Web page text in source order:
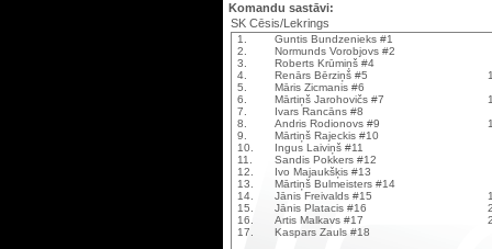
Komandu sastāvi:
SK Cēsis/Lekrings
1.
Guntis Bundzenieks #1
2.
Normunds Vorobjovs #2
3.
Roberts Krūmiņš #4
4.
Renārs Bērziņš #5
5.
Māris Zicmanis #6
6.
Mārtiņš Jarohovičs #7
7.
Ivars Rancāns #8
8.
Andris Rodionovs #9
9.
Mārtiņš Rajeckis #10
10.
Ingus Laiviņš #11
11.
Sandis Pokkers #12
12.
Ivo Majaukšķis #13
13.
Mārtiņš Bulmeisters #14
14.
Jānis Freivalds #15
15.
Jānis Platacis #16
16.
Artis Malkavs #17
17.
Kaspars Zauls #18